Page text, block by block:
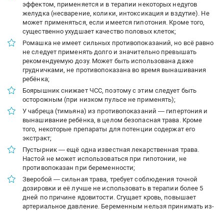
эффектом, применяется и в терапии некоторых недугов
желудка (несварение, колики, интоксикация и вздутие). Не
может применяться, если имеется гипотония. Кроме того,
существенно ухудшает качество половых клеток;
Ромашка не имеет сильных противопоказаний, но всё равно
не следует применять долго и значительно превышать
рекомендуемую дозу. Может быть использована даже
грудничками, не противопоказана во время вынашивания
ребёнка;
Боярышник снижает ЧСС, поэтому с этим следует быть
осторожным (при низком пульсе не применять);
У чабреца (тимьяна) из противопоказаний — гипертония и
вынашивание ребёнка, в целом безопасная трава. Кроме
того, некоторые препараты для потенции содержат его
экстракт;
Пустырник — ещё одна известная лекарственная трава.
Настой не может использоваться при гипотонии, не
противопоказан при беременности;
Зверобой — сильная трава, требует соблюдения точной
дозировки и её лучше не использовать в терапии более 5
дней по причине ядовитости. Сгущает кровь, повышает
артериальное давление. Беременным нельзя принимать из-